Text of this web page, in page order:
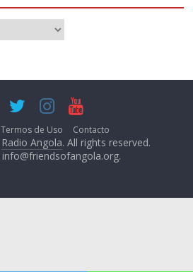
Termos de Uso Contacto
Radio Angola. All rights reserved.
info@friendsofangola.org.